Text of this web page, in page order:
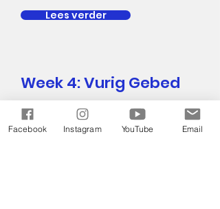
Lees verder
Week 4: Vurig Gebed
Een paar onbeduidende mensen
zetten de wereld op zijn kop met
Facebook Instagram YouTube Email